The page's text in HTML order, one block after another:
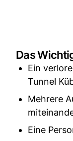
Das
Ein
Tunnel
Mehrere
Eine